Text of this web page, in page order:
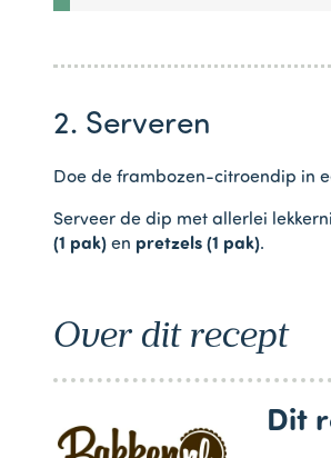
2. Serveren
Doe de frambozen-citroendip in
Serveer de dip met allerlei
(1 pak) en pretzels (1 pak).
Over dit recept
Dit